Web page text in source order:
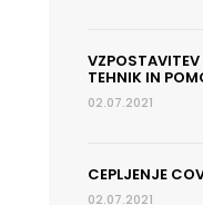
TEHNIK IN
02.07.2021
CEPLJENJE
02.07.2021